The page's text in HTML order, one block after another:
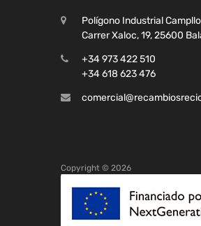
Polígono Industrial
Carrer Xaloc, 19, 25600
+34 973 422 510
+34 618 623 476
Copyright © 2026